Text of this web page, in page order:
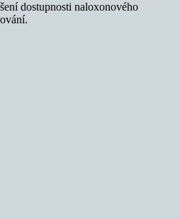
dostupnosti naloxonového